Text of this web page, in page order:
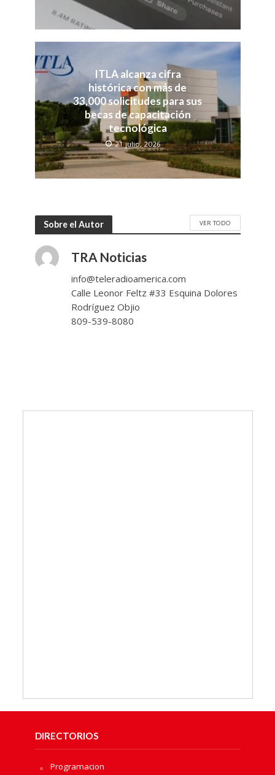
ITLA alcanza cifra
histórica con más de
33,000 solicitudes para sus
becas de capacitación
tecnológica
21 julio, 2026
Sobre el Autor VER TODO
TRA Noticias
info@teleradioamerica.com
Calle Leonor Feltz #33 Esquina Dolores
Rodríguez Objio
809-539-8080
DIRECTORIOS
Programacion